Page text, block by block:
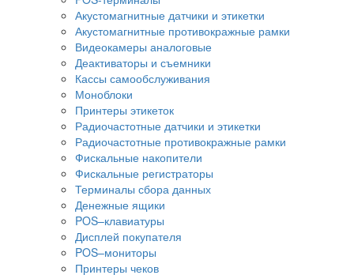
Акустомагнитные датчики и этикетки
Акустомагнитные противокражные рамки
Видеокамеры аналоговые
Деактиваторы и съемники
Кассы самообслуживания
Моноблоки
Принтеры этикеток
Радиочастотные датчики и этикетки
Радиочастотные противокражные рамки
Фискальные накопители
Фискальные регистраторы
Терминалы сбора данных
Денежные ящики
POS–клавиатуры
Дисплей покупателя
POS–мониторы
Принтеры чеков